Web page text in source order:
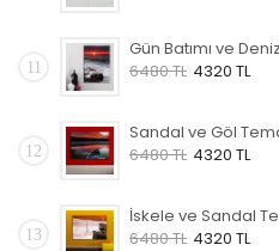
11
6480 TL 4320 TL
12
6480 TL 4320 TL
13
6480 TL 4320 TL